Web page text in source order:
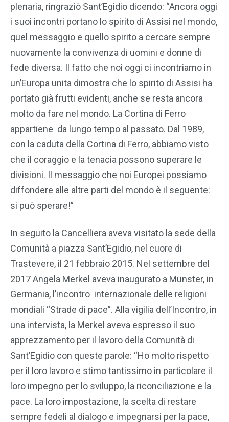
plenaria, ringraziò Sant’Egidio dicendo: “Ancora oggi
i suoi incontri portano lo spirito di Assisi nel mondo,
quel messaggio e quello spirito a cercare sempre
nuovamente la convivenza di uomini e donne di
fede diversa. Il fatto che noi oggi ci incontriamo in
un’Europa unita dimostra che lo spirito di Assisi ha
portato già frutti evidenti, anche se resta ancora
molto da fare nel mondo. La Cortina di Ferro
appartiene da lungo tempo al passato. Dal 1989,
con la caduta della Cortina di Ferro, abbiamo visto
che il coraggio e la tenacia possono superare le
divisioni. Il messaggio che noi Europei possiamo
diffondere alle altre parti del mondo è il seguente:
si può sperare!”
In seguito la Cancelliera aveva visitato la sede della
Comunità a piazza Sant’Egidio, nel cuore di
Trastevere, il 21 febbraio 2015. Nel settembre del
2017 Angela Merkel aveva inaugurato a Münster, in
Germania, l’incontro internazionale delle religioni
mondiali “Strade di pace”. Alla vigilia dell’Incontro, in
una intervista, la Merkel aveva espresso il suo
apprezzamento per il lavoro della Comunità di
Sant’Egidio con queste parole: “Ho molto rispetto
per il loro lavoro e stimo tantissimo in particolare il
loro impegno per lo sviluppo, la riconciliazione e la
pace. La loro impostazione, la scelta di restare
sempre fedeli al dialogo e impegnarsi per la pace,